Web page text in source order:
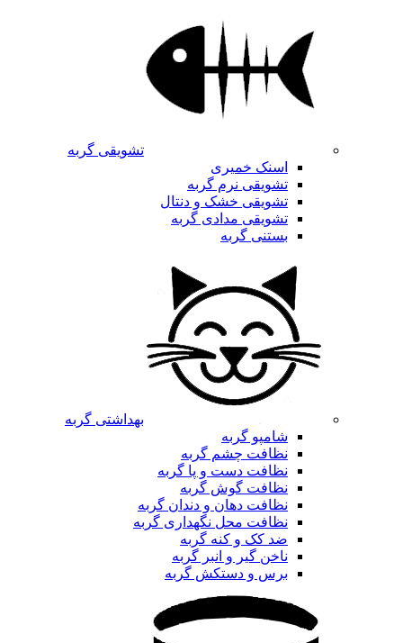
تشویقی گربه
اسنک خمیری
تشویقی نرم گربه
تشویقی خشک و دنتال
تشویقی مدادی گربه
بستنی گربه
بهداشتی گربه
شامپو گربه
نظافت چشم گربه
نظافت دست و پا گربه
نظافت گوش گربه
نظافت دهان و دندان گربه
نظافت محل نگهداری گربه
ضد کک و کنه گربه
ناخن گیر و انبر گربه
برس و دستکش گربه